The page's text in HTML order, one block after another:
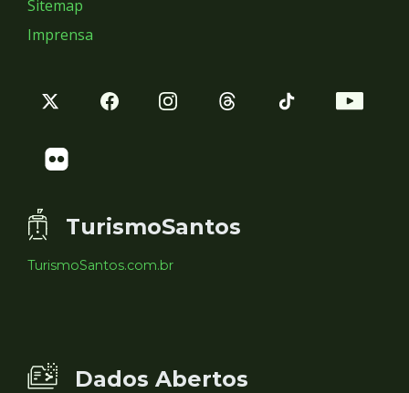
Sitemap
Imprensa
TurismoSantos
TurismoSantos.com.br
Dados Abertos